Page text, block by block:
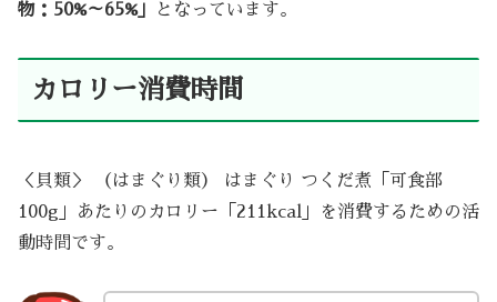
物：50%～65%」
となっています。
カロリー消費時間
＜貝類＞ （はまぐり類） はまぐり つくだ煮「可食部
100g」あたりのカロリー「211kcal」を消費するための活
動時間です。